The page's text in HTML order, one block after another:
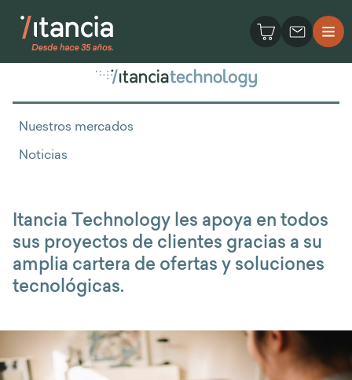
Noticias
Nuestros mercados
Itancia Technology les apoya en todos
sus proyectos de clientes gracias a su
amplia cartera de ofertas y soluciones
tecnológicas.